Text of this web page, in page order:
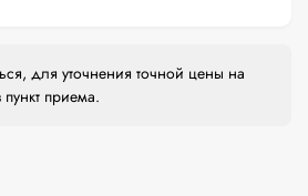
для уточнения точной цены на
приема.